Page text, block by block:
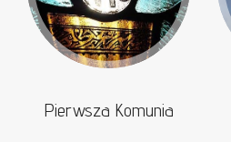
Pierwsza Komunia